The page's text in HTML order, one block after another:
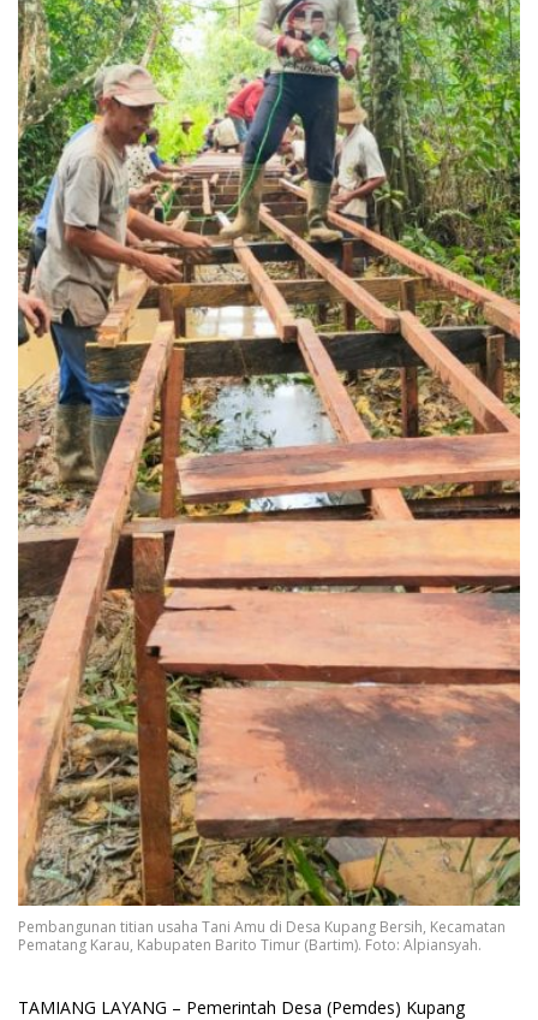
Pembangunan titian usaha Tani Amu di Desa Kupang Bersih, Kecamatan
Pematang Karau, Kabupaten Barito Timur (Bartim). Foto: Alpiansyah.
TAMIANG LAYANG – Pemerintah Desa (Pemdes) Kupang